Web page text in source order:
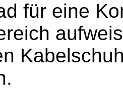
für eine